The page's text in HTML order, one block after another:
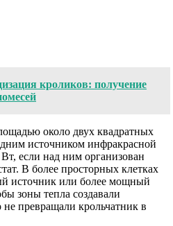
кроликов: получение
около двух квадратных
источником инфракрасной
если над ним организован
В более просторных клетках
источник или более мощный
зоны тепла создавали
не превращали крольчатник в